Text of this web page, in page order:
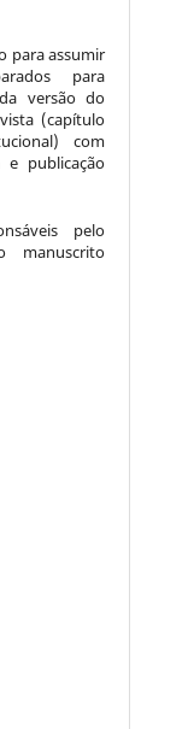
para assumir
para
versão do
(capítulo
com
e publicação
pelo
manuscrito